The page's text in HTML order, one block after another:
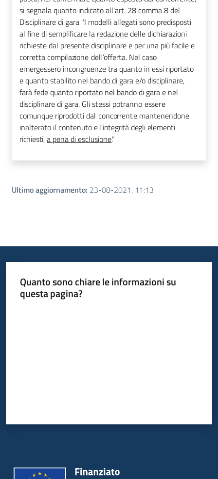
si segnala quanto indicato all'art. 28 comma 8 del
Disciplinare di gara "I modelli allegati sono predisposti
al fine di semplificare la redazione delledichiarazioni
richieste dal presente disciplinare e per una piùfacilee
correttacompilazione dell’offerta. Nel caso
emergessero incongruenze traquanto in essi riportato
e quanto stabilito nel bando di gara e/o disciplinare,
farà fedequanto riportato nel bando di gara e nel
disciplinare di gara. Glistessi potranno essere
comunque riprodottidal concorrente mantenendone
inalterato il contenuto e l'integrità degli elementi
richiesti,a penadiesclusione."
Ultimo aggiornamento: 23-08-2021, 11:13
Quanto sono chiare le informazioni su
questa pagina?